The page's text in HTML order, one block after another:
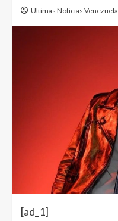
Ultimas Noticias Venezuela
[ad_1]